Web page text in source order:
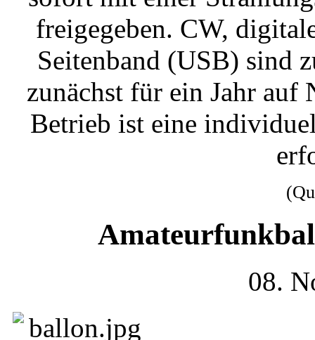
freigegeben. CW,
Seitenband (USB) sind
zunächst für ein Jahr auf
Betrieb ist eine
08.